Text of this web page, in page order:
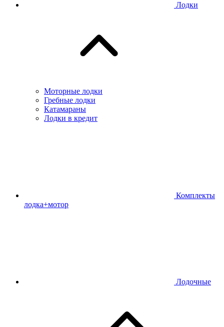
Лодки
Моторные лодки
Гребные лодки
Катамараны
Лодки в кредит
Комплекты
лодка+мотор
Лодочные